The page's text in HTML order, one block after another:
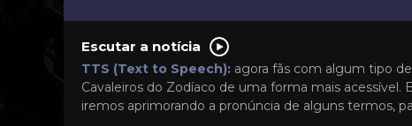
Escutar a notícia
TTS (Text to Speech): agora fãs com algum tipo
Cavaleiros do Zodíaco de uma forma mais acessível.
iremos aprimorando a pronúncia de alguns termos,